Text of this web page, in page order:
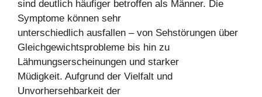
sind deutlich häufiger betroffen als Männer. Die
Symptome können sehr
unterschiedlich ausfallen – von Sehstörungen über
Gleichgewichtsprobleme bis hin zu
Lähmungserscheinungen und starker
Müdigkeit. Aufgrund der Vielfalt und
Unvorhersehbarkeit der